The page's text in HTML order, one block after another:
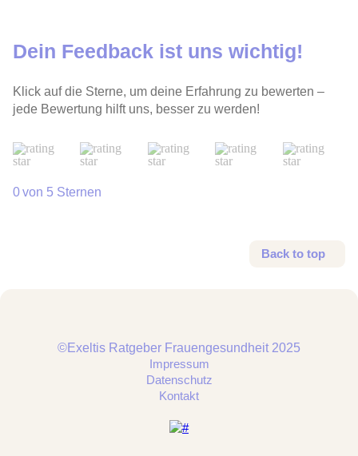
Dein Feedback ist uns wichtig!
Klick auf die Sterne, um deine Erfahrung zu bewerten –
jede Bewertung hilft uns, besser zu werden!
von 5 Sternen
Back to top
©Exeltis Ratgeber Frauengesundheit 2025
Impressum
Datenschutz
Kontakt